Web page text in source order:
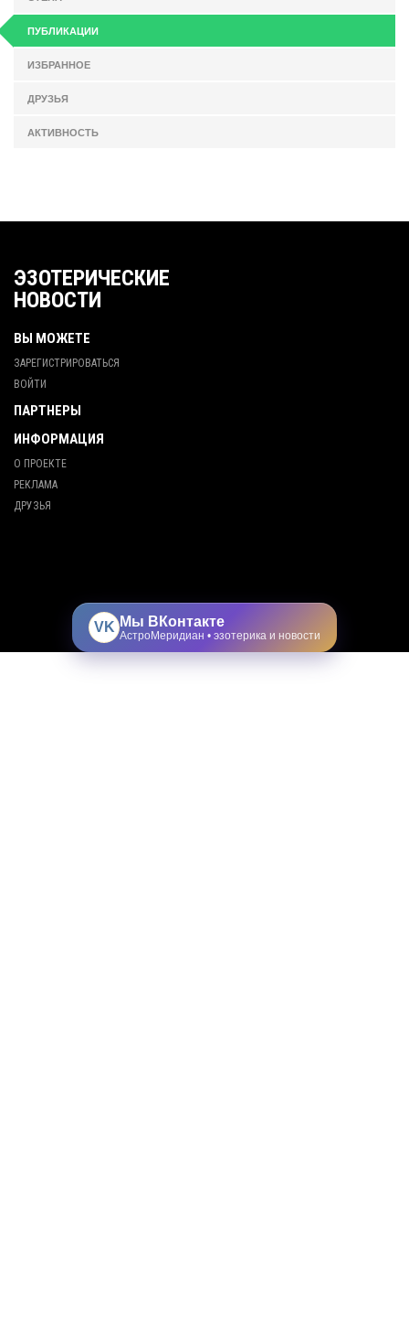
ПУБЛИКАЦИИ
ИЗБРАННОЕ
ДРУЗЬЯ
АКТИВНОСТЬ
ЭЗОТЕРИЧЕСКИЕ
НОВОСТИ
ВЫ МОЖЕТЕ
ЗАРЕГИСТРИРОВАТЬСЯ
ВОЙТИ
ПАРТНЕРЫ
ИНФОРМАЦИЯ
О ПРОЕКТЕ
РЕКЛАМА
ДРУЗЬЯ
VK Мы ВКонтакте
АстроМеридиан • эзотерика и новости